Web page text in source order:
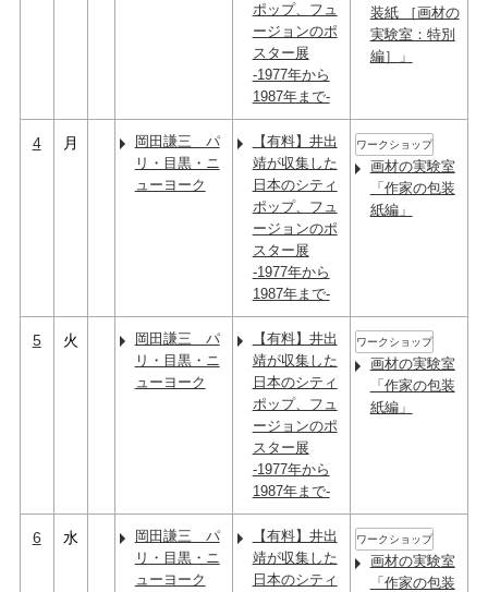
ポップ、フュ
ージョンのポ
スター展
-1977年から
1987年まで-
装紙 ［画材の
実験室：特別
編］」
4 月
岡田謙三 パ
リ・目黒・ニ
ューヨーク
【有料】井出
靖が収集した
日本のシティ
ポップ、フュ
ージョンのポ
スター展
-1977年から
1987年まで-
ワークショップ
画材の実験室
「作家の包装
紙編」
5 火
岡田謙三 パ
リ・目黒・ニ
ューヨーク
【有料】井出
靖が収集した
日本のシティ
ポップ、フュ
ージョンのポ
スター展
-1977年から
1987年まで-
ワークショップ
画材の実験室
「作家の包装
紙編」
6 水
岡田謙三 パ
リ・目黒・ニ
ューヨーク
【有料】井出
靖が収集した
日本のシティ
ワークショップ
画材の実験室
「作家の包装